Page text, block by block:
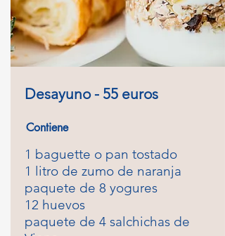
Desayuno - 55 euros
Contiene
1 baguette o pan tostado
1 litro de zumo de naranja
paquete de 8 yogures
12 huevos
paquete de 4 salchichas de